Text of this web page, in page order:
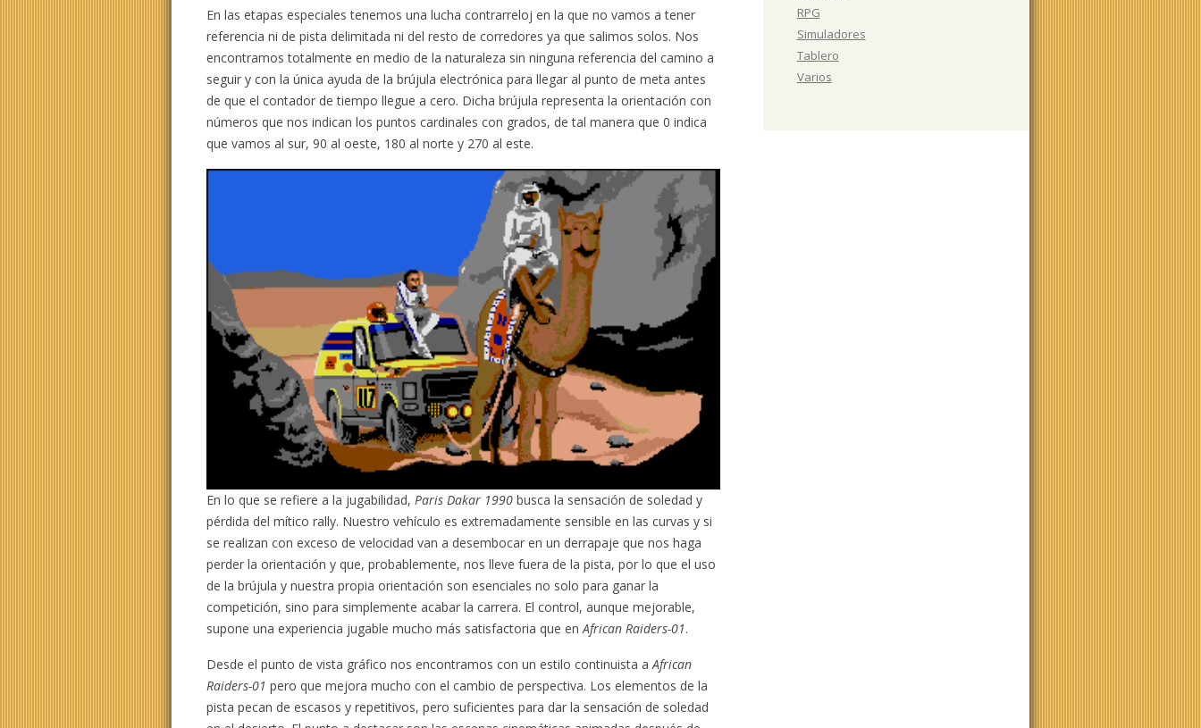
En las etapas especiales tenemos una lucha contrarreloj en la que no vamos a tener
referencia ni de pista delimitada ni del resto de corredores ya que salimos solos. Nos
encontramos totalmente en medio de la naturaleza sin ninguna referencia del camino a
seguir y con la única ayuda de la brújula electrónica para llegar al punto de meta antes
de que el contador de tiempo llegue a cero. Dicha brújula representa la orientación con
números que nos indican los puntos cardinales con grados, de tal manera que 0 indica
que vamos al sur, 90 al oeste, 180 al norte y 270 al este.
En lo que se refiere a la jugabilidad, Paris Dakar 1990 busca la sensación de soledad y
pérdida del mítico rally. Nuestro vehículo es extremadamente sensible en las curvas y si
se realizan con exceso de velocidad van a desembocar en un derrapaje que nos haga
perder la orientación y que, probablemente, nos lleve fuera de la pista, por lo que el uso
de la brújula y nuestra propia orientación son esenciales no solo para ganar la
competición, sino para simplemente acabar la carrera. El control, aunque mejorable,
supone una experiencia jugable mucho más satisfactoria que enAfrican Raiders-01.
Desde el punto de vista gráfico nos encontramos con un estilo continuista aAfrican
Raiders-01 pero que mejora mucho con el cambio de perspectiva. Los elementos de la
pista pecan de escasos y repetitivos, pero suficientes para dar la sensación de soledad
RPG
Simuladores
Tablero
Varios